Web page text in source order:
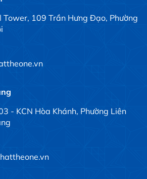
109 Trần Hưng Đạo, Phường
- KCN Hòa Khánh, Phường Liên